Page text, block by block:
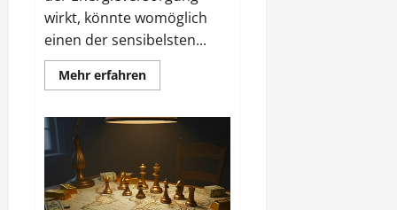
wirkt, könnte womöglich
einen der sensibelsten...
Mehr erfahrenMehr
Informationen
–
ist
ein
NATO-
Konflikt?